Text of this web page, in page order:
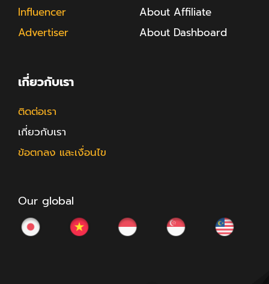
Influencer
Advertiser
About Affiliate
About Dashboard
เกี่ยวกับเรา
ติดต่อเรา
เกี่ยวกับเรา
ข้อตกลง และเงื่อนไข
Our global